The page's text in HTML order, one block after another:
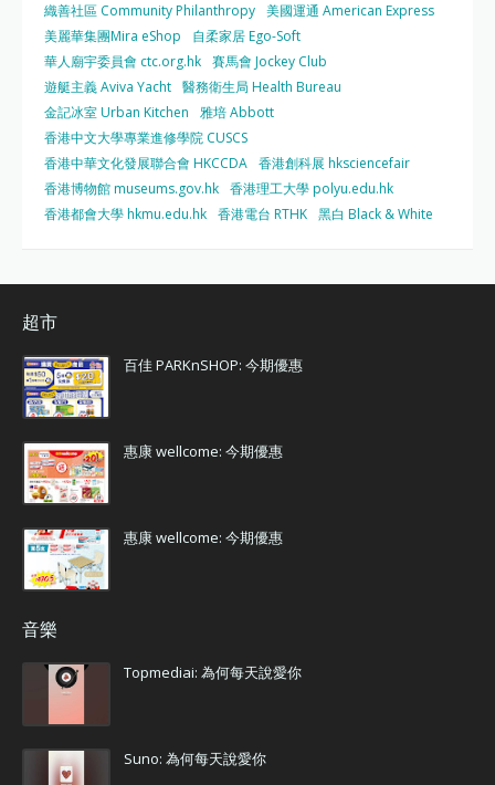
織善社區 Community Philanthropy 美國運通 American Express
美麗華集團Mira eShop
自柔家居 Ego-Soft
華人廟宇委員會 ctc.org.hk 賽馬會 Jockey Club
遊艇主義 Aviva Yacht 醫務衛生局 Health Bureau
金記冰室 Urban Kitchen
雅培 Abbott
香港中文大學專業進修學院 CUSCS
香港中華文化發展聯合會 HKCCDA 香港創科展 hksciencefair
香港博物館 museums.gov.hk 香港理工大學 polyu.edu.hk
香港都會大學 hkmu.edu.hk 香港電台 RTHK 黑白 Black & White
超市
百佳 PARKnSHOP: 今期優惠
惠康 wellcome: 今期優惠
惠康 wellcome: 今期優惠
音樂
Topmediai: 為何每天說愛你
Suno: 為何每天說愛你